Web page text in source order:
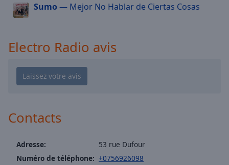
Text
Color
Opacity
Background
Caption
Sumo — Mejor No Hablar de Ciertas Cosas
Electro Radio avis
Contacts
Adresse:
53 rue Dufour
Numéro de téléphone: +0756926098